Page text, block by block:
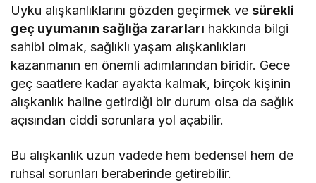
Uyku alışkanlıklarını gözden geçirmek vesürekli
geç uyumanın sağlığa zararları hakkında bilgi
sahibi olmak, sağlıklı yaşam alışkanlıkları
kazanmanın en önemli adımlarından biridir. Gece
geç saatlere kadar ayakta kalmak, birçok kişinin
alışkanlık haline getirdiği bir durum olsa da sağlık
açısından ciddi sorunlara yol açabilir.
Bu alışkanlık uzun vadede hem bedensel hem de
ruhsal sorunları beraberinde getirebilir.